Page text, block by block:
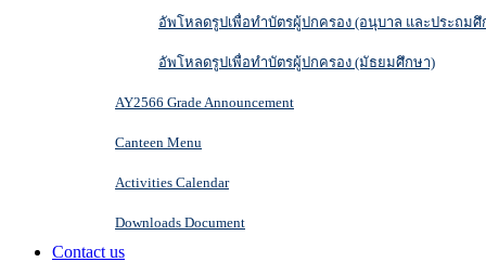
อัพโหลดรูปเพื่อทำบัตรผู้ปกครอง (อนุบาล และประถมศึ
อัพโหลดรูปเพื่อทำบัตรผู้ปกครอง (มัธยมศึกษา)
AY2566 Grade Announcement
Canteen Menu
Activities Calendar
Downloads Document
Contact us